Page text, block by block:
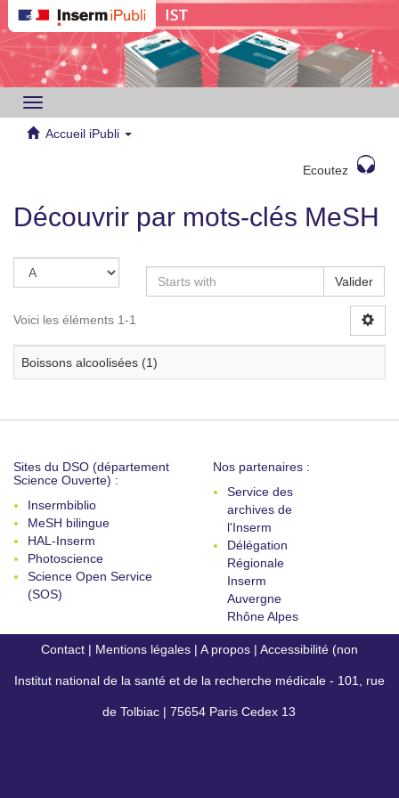
Toggle
navigation
Accueil iPubli
Ecoutez
Découvrir par mots-clés MeSH
Valider
Voici les éléments 1-1
Boissons alcoolisées (1)
Sites du DSO (département
Science Ouverte) :
Insermbiblio
MeSH bilingue
HAL-Inserm
Photoscience
Science Open Service
(SOS)
Nos partenaires :
Service des
archives de
l'Inserm
Délégation
Régionale
Inserm
Auvergne
Rhône Alpes
Contact | Mentions légales | A propos | Accessibilité (non
conforme)
Institut national de la santé et de la recherche médicale - 101, rue
de Tolbiac | 75654 Paris Cedex 13